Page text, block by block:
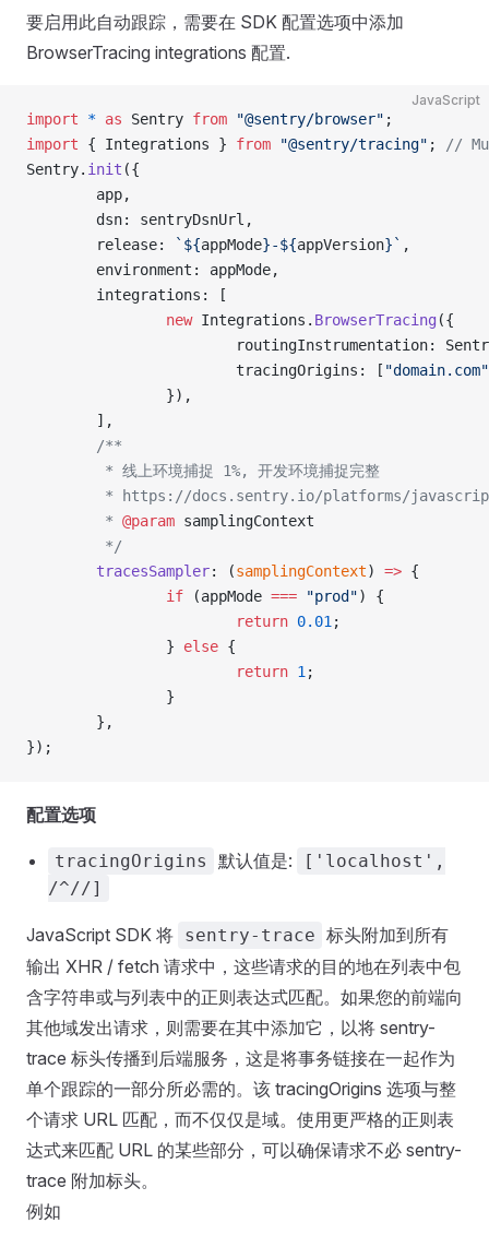
要启用此自动跟踪，需要在 SDK 配置选项中添加
BrowserTracing integrations 配置.
JavaScript
import * as Sentry from "@sentry/browser" ;
import { Integrations } from "@sentry/tracing" ;
//
Sentry. init ({
        app,
        dsn: sentryDsnUrl,
        release:
`${appMode}-${appVersion}` ,
        environment: appMode,
        integrations: [
                new
Integrations. BrowserTracing ({
routingInstrumentation:
                        tracingOrigins: [
"domain.com"
                }),
        ],
        /**
         * 线上环境捕捉 1%, 开发环境捕捉完整
* https://docs.sentry.io/platforms/
         *
@param samplingContext
         */
        tracesSampler
: (samplingContext) => {
                if
(appMode === "prod") {
                        return
0.01 ;
                }
else {
                        return
1 ;
                }
        },
});
配置选项
tracingOrigins 默认值是:
['localhost',
/^//]
JavaScript SDK 将 sentry-trace 标头附加到所有
输出 XHR / fetch 请求中，这些请求的目的地在列表中包
含字符串或与列表中的正则表达式匹配。如果您的前端向
其他域发出请求，则需要在其中添加它，以将 sentry-
trace 标头传播到后端服务，这是将事务链接在一起作为
单个跟踪的一部分所必需的。该 tracingOrigins 选项与整
个请求 URL 匹配，而不仅仅是域。使用更严格的正则表
达式来匹配 URL 的某些部分，可以确保请求不必 sentry-
trace 附加标头。
例如